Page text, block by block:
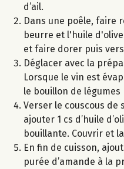
d’ail.
Dans une poêle, faire
beurre et l'huile
et faire dorer puis
Déglacer avec la
Lorsque le vin est
le bouillon de
Verser le couscous de
ajouter 1 cs d’huile
bouillante. Couvrir et
En fin de cuisson,
purée d’amande à la